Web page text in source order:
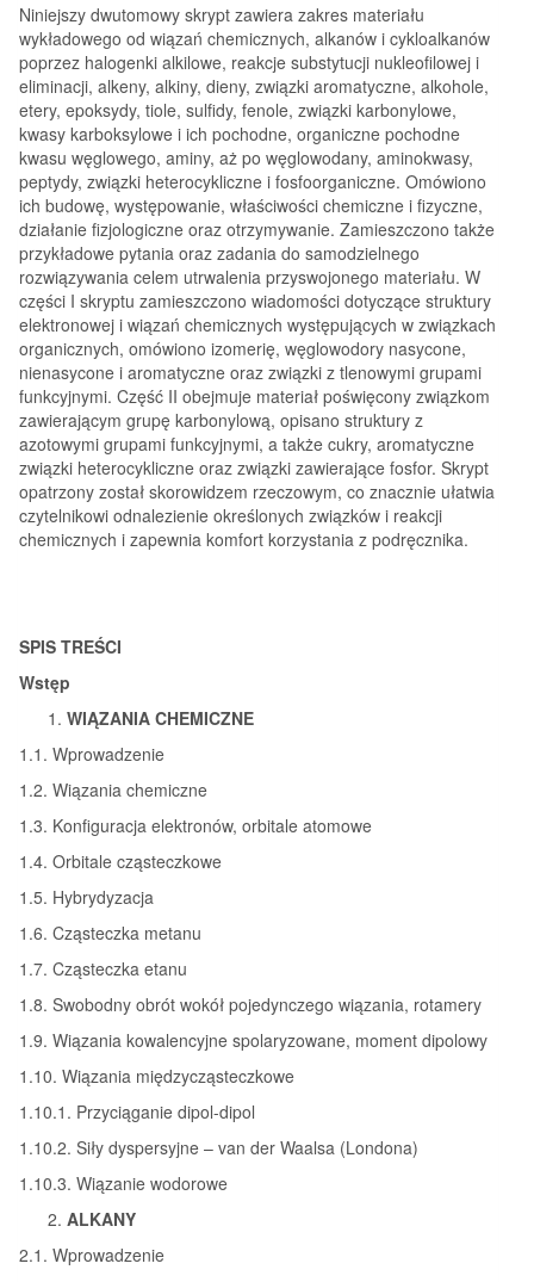
Niniejszy dwutomowy skrypt zawiera zakres materiału
wykładowego od wiązań chemicznych, alkanów i cykloalkanów
poprzez halogenki alkilowe, reakcje substytucji nukleofilowej i
eliminacji, alkeny, alkiny, dieny, związki aromatyczne, alkohole,
etery, epoksydy, tiole, sulfidy, fenole, związki karbonylowe,
kwasy karboksylowe i ich pochodne, organiczne pochodne
kwasu węglowego, aminy, aż po węglowodany, aminokwasy,
peptydy, związki heterocykliczne i fosfoorganiczne. Omówiono
ich budowę, występowanie, właściwości chemiczne i fizyczne,
działanie fizjologiczne oraz otrzymywanie. Zamieszczono także
przykładowe pytania oraz zadania do samodzielnego
rozwiązywania celem utrwalenia przyswojonego materiału. W
części I skryptu zamieszczono wiadomości dotyczące struktury
elektronowej i wiązań chemicznych występujących w związkach
organicznych, omówiono izomerię, węglowodory nasycone,
nienasycone i aromatyczne oraz związki z tlenowymi grupami
funkcyjnymi. Część II obejmuje materiał poświęcony związkom
zawierającym grupę karbonylową, opisano struktury z
azotowymi grupami funkcyjnymi, a także cukry, aromatyczne
związki heterocykliczne oraz związki zawierające fosfor. Skrypt
opatrzony został skorowidzem rzeczowym, co znacznie ułatwia
czytelnikowi odnalezienie określonych związków i reakcji
chemicznych i zapewnia komfort korzystania z podręcznika.
SPIS TREŚCI
Wstęp
WIĄZANIA CHEMICZNE
1.1. Wprowadzenie
1.2. Wiązania chemiczne
1.3. Konfiguracja elektronów, orbitale atomowe
1.4. Orbitale cząsteczkowe
1.5. Hybrydyzacja
1.6. Cząsteczka metanu
1.7. Cząsteczka etanu
1.8. Swobodny obrót wokół pojedynczego wiązania, rotamery
1.9. Wiązania kowalencyjne spolaryzowane, moment dipolowy
1.10. Wiązania międzycząsteczkowe
1.10.1. Przyciąganie dipol-dipol
1.10.2. Siły dyspersyjne – van der Waalsa (Londona)
1.10.3. Wiązanie wodorowe
ALKANY
2.1. Wprowadzenie